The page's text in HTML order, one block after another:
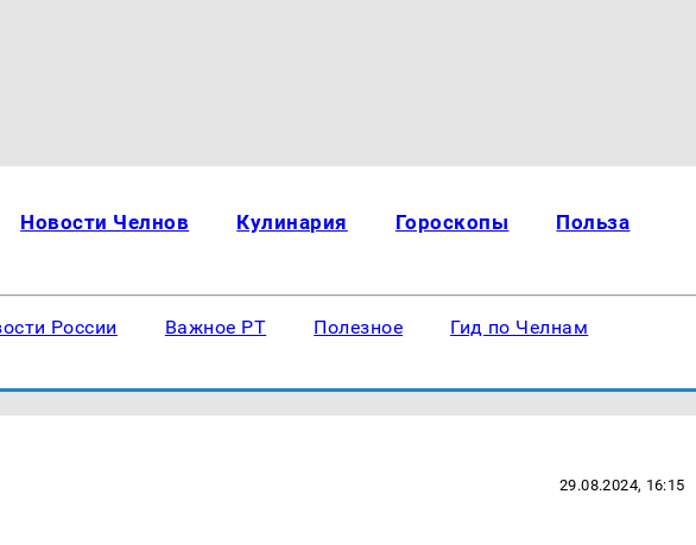
Новости Челнов Кулинария Гороскопы Польза
России Важное РТ Полезное Гид по Челнам
29.08.2024, 16:15